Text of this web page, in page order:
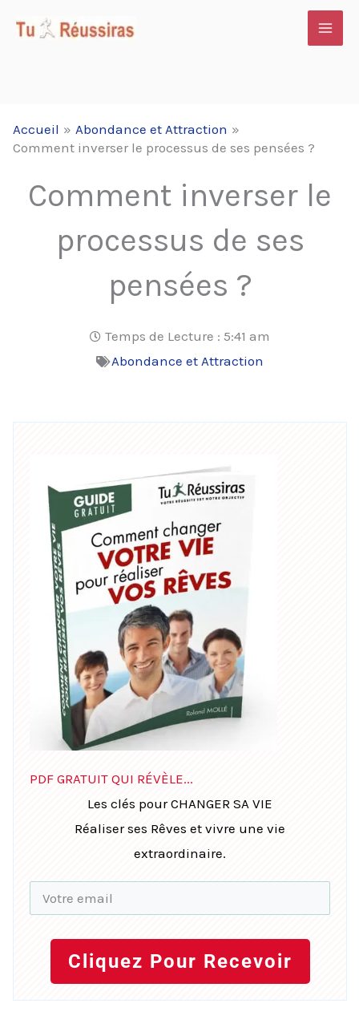
Accueil
Abondance et Attraction
Comment inverser le processus de ses pensées ?
Comment inverser le
processus de ses
pensées ?
Temps de Lecture : 5:41 am
Abondance et Attraction
PDF GRATUIT QUI RÉVÈLE...
Les clés pour CHANGER SA VIE
Réaliser ses Rêves et vivre une vie
extraordinaire.
Cliquez Pour Recevoir